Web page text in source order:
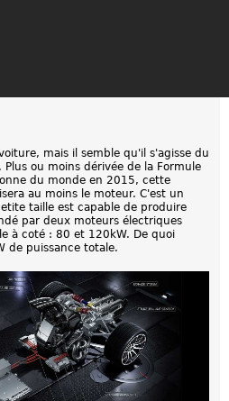
mais il semble qu'il s'agisse du
Plus ou moins dérivée de la Formule
du monde en 2015, cette
au moins le moteur. C'est un
taille est capable de produire
par deux moteurs électriques
à coté : 80 et 120kW. De quoi
de puissance totale.